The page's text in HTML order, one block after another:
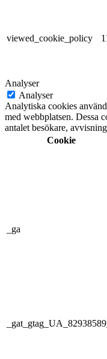
viewed_cookie_policy
Analyser
Analyser
Analytiska cookies
med webbplatsen. Dessa
antalet besökare,
Cookie
_ga